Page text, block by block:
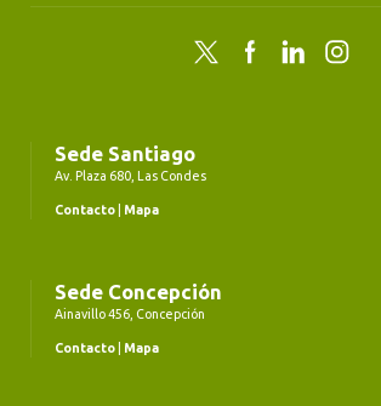
Twitter FacebookLinkedIn
Sede Santiago
Av. Plaza 680, Las Condes
Contacto Mapa
Sede Concepción
Ainavillo 456, Concepción
Contacto Mapa